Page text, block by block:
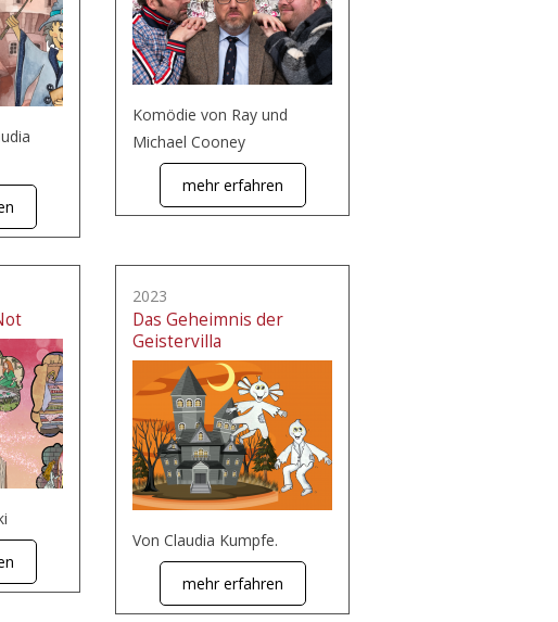
Komödie von Ray und
Michael Cooney
mehr erfahren
2023
Das Geheimnis der
Geistervilla
Von Claudia Kumpfe.
mehr erfahren